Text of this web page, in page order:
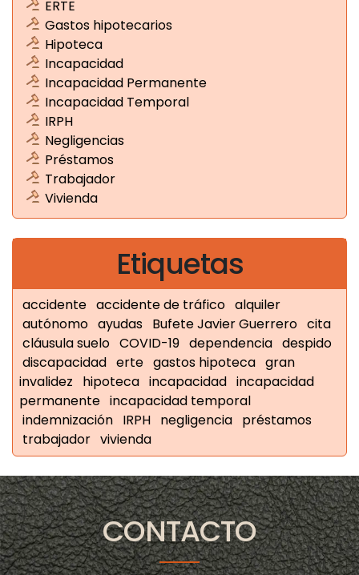
ERTE
Gastos hipotecarios
Hipoteca
Incapacidad
Incapacidad Permanente
Incapacidad Temporal
IRPH
Negligencias
Préstamos
Trabajador
Vivienda
Etiquetas
accidente accidente de tráfico alquiler
autónomo ayudas Bufete Javier Guerrero cita
cláusula suelo COVID-19 dependencia despido
discapacidad erte gastos hipoteca gran
invalidez
hipoteca incapacidad incapacidad
permanente incapacidad temporal
indemnización IRPH negligencia préstamos
trabajador vivienda
CONTACTO